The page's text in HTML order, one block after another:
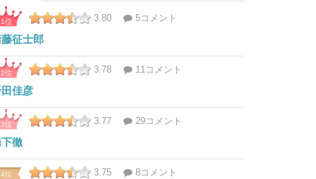
1位 3.80 5コメント
征士郎
2位 3.78 11コメント
佳彦
3位 3.77 29コメント
徹
4位 3.75 8コメント